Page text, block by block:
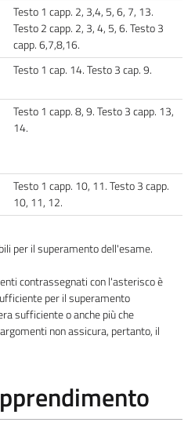
Testo 1 capp. 2, 3,4, 5, 6, 7, 13.
Testo 2 capp. 2, 3, 4, 5, 6. Testo 3
capp. 6,7,8,16.
Testo 1 cap. 14. Testo 3 cap. 9.
Testo 1 capp. 8, 9. Testo 3 capp. 13,
14.
Testo 1 capp. 10, 11. Testo 3 capp.
10, 11, 12.
per il superamento dell'esame.
contrassegnati con l'asterisco è
per il superamento
sufficiente o anche più che
non assicura, pertanto, il